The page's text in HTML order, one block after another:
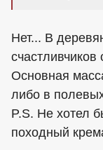
Нет... В
счастливчиков
Основная
либо в
P.S. Не хотел
походный